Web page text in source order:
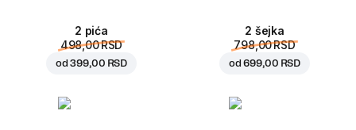
2 pića
498,00 RSD
od399,00 RSD
2 šejka
798,00 RSD
od699,00 RSD